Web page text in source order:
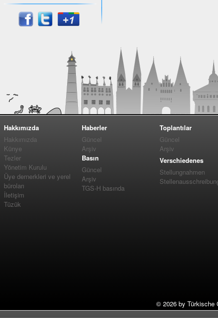
Hakkımızda
Hakkımızda
Künye
Tezler
Yönetim Kurulu
Üye dernerkleri ve yerel
büroları
İletişim
Tüzük
Haberler
Güncel
Arşiv
Basın
Güncel
Arşiv
TGS-H basında
Toplantılar
Güncel
Arşiv
Verschiedenes
Stellungnahmen
© 2026 by Türkische